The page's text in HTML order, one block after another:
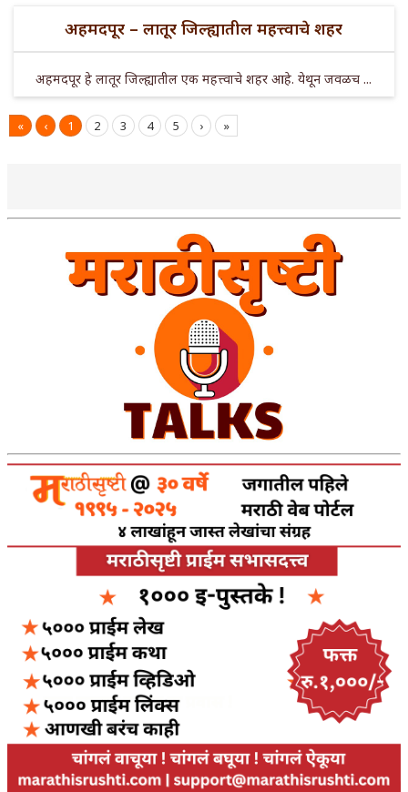
अहमदपूर – लातूर जिल्ह्यातील महत्त्वाचे शहर
अहमदपूर हे लातूर जिल्ह्यातील एक महत्त्वाचे शहर आहे. येथून जवळच ...
« ‹ 1 2 3 4 5 › »